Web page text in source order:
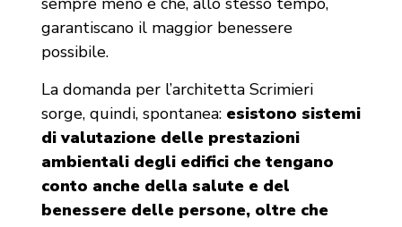
garantiscano il maggior benessere
possibile.
La domanda per l’architetta Scrimieri
sorge, quindi, spontanea: esistono sistemi
di valutazione delle prestazioni
ambientali degli edifici che tengano
conto anche della salute e del
benessere delle persone, oltre che